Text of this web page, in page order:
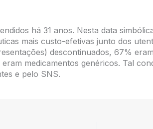
há 31 anos. Nesta data
mais custo-efetivas junto dos
descontinuados, 67%
medicamentos genéricos. Tal
e pelo SNS.